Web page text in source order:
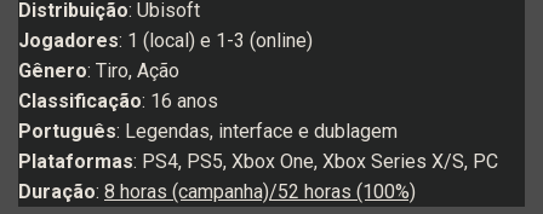
Distribuição: Ubisoft
Jogadores: 1 (local) e 1-3 (online)
Gênero: Tiro, Ação
Classificação: 16 anos
Português: Legendas, interface e dublagem
Plataformas: PS4, PS5, Xbox One, Xbox Series X/S, PC
Duração: 8 horas (campanha)/52 horas (100%)